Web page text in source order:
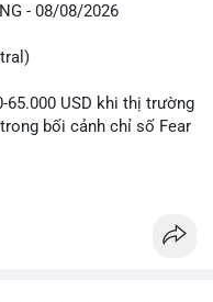
- 08/08/2026
65.000 USD khi thị trường
bối cảnh chỉ số Fear
cá voi BTC diễn ra dày
(gần 4 triệu USD) lúc